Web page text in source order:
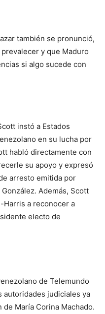
también se pronunció,
y que Maduro
si algo sucede con
instó a Estados
en su lucha por
habló directamente con
su apoyo y expresó
arresto emitida por
Además, Scott
Harris a reconocer a
electo de
de Telemundo
autoridades judiciales ya
María Corina Machado.